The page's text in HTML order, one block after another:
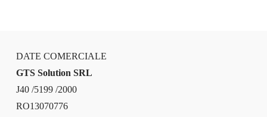
DATE COMERCIALE
GTS Solution SRL
J40 /5199 /2000
RO13070776